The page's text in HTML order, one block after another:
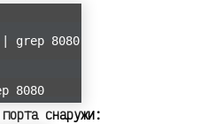
grep 8080
8080
снаружи: